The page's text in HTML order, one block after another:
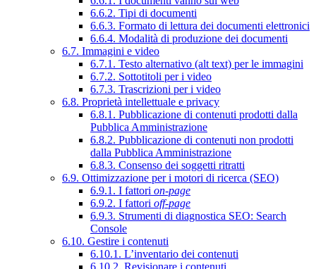
6.6.2. Tipi di documenti
6.6.3. Formato di lettura dei documenti elettronici
6.6.4. Modalità di produzione dei documenti
6.7. Immagini e video
6.7.1. Testo alternativo (alt text) per le immagini
6.7.2. Sottotitoli per i video
6.7.3. Trascrizioni per i video
6.8. Proprietà intellettuale e privacy
6.8.1. Pubblicazione di contenuti prodotti dalla
Pubblica Amministrazione
6.8.2. Pubblicazione di contenuti non prodotti
dalla Pubblica Amministrazione
6.8.3. Consenso dei soggetti ritratti
6.9. Ottimizzazione per i motori di ricerca (SEO)
6.9.1. I fattori on-page
6.9.2. I fattori off-page
6.9.3. Strumenti di diagnostica SEO: Search
Console
6.10. Gestire i contenuti
6.10.1. L’inventario dei contenuti
6.10.2. Revisionare i contenuti